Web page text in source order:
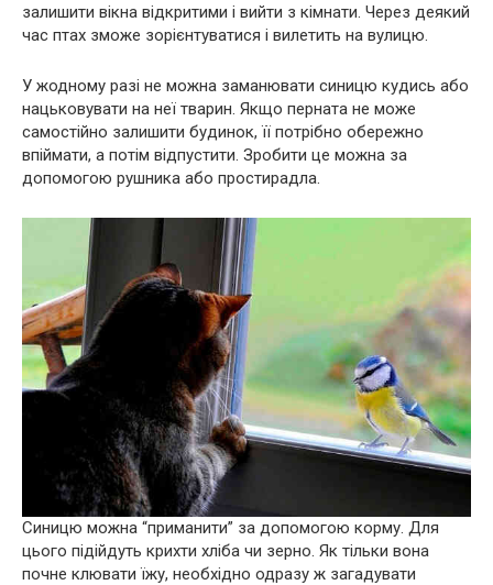
залишити вікна відкритими і вийти з кімнати. Через деякий
час птах зможе зорієнтуватися і вилетить на вулицю.
У жодному разі не можна заманювати синицю кудись або
нацьковувати на неї тварин. Якщо перната не може
самостійно залишити будинок, її потрібно обережно
впіймати, а потім відпустити. Зробити це можна за
допомогою рушника або простирадла.
Синицю можна “приманити” за допомогою корму. Для
цього підійдуть крихти хліба чи зерно. Як тільки вона
почне клювати їжу, необхідно одразу ж загадувати